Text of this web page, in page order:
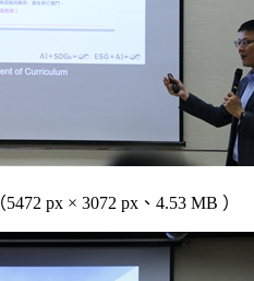
5472 px × 3072 px、4.53 MB ）